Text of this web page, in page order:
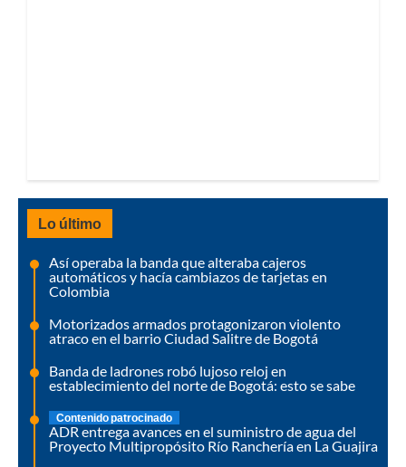
Lo último
Así operaba la banda que alteraba cajeros
automáticos y hacía cambiazos de tarjetas en
Colombia
Motorizados armados protagonizaron violento
atraco en el barrio Ciudad Salitre de Bogotá
Banda de ladrones robó lujoso reloj en
establecimiento del norte de Bogotá: esto se sabe
Contenido patrocinado
ADR entrega avances en el suministro de agua del
Proyecto Multipropósito Río Ranchería en La Guajira